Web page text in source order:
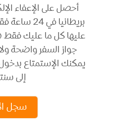
أحصل على الإعفاء
بريطانيا
عليها كل ما عليك
جواز السفر واضحة
يمكنك الإستمتاع
إلى
سجل